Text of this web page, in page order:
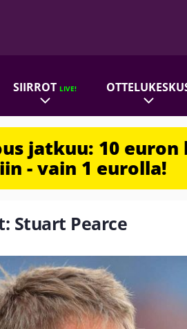
SIIRROTLIVE!
jatkuu: 10
- vain 1 eurolla!
Stuart Pearce